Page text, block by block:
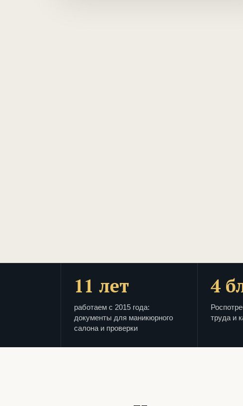
11 лет
работаем с 2015 года:
документы для маникюрного
салона и проверки
4
труда и